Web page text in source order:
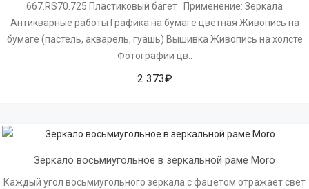
667.RS70.725 Пластиковый багет Применение: Зеркала
Антикварные работы Графика на бумаге цветная Живопись на
бумаге (пастель, акварель, гуашь) Вышивка Живопись на холсте
Фотографии цв..
2 373₽
Зеркало восьмиугольное в зеркальной раме Moro
Каждый угол восьмиугольного зеркала с фацетом отражает свет